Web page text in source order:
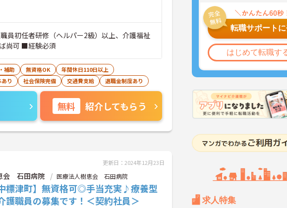
転職サポート
はじめて転職す
求人特集
員初任者研修（ヘルパー2級）以上、介護福祉
尚可 ■経験必須
補助 無資格OK
年間休日110日以上
り 社会保険完備 交通費支給 退職金制度あり
無料 紹介してもらう
更新日：2024年12月23日
会 石田病院 医療法人樹恵会 石田病院
中標津町】無資格可◎手当充実♪療養型
護職員の募集です！＜契約社員＞